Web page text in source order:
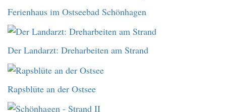
Ferienhaus im Ostseebad Schönhagen
Der Landarzt: Dreharbeiten am Strand
Rapsblüte an der Ostsee